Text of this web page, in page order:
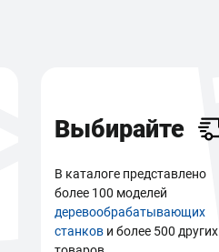
Выбирайте
В каталоге представлено
более 100 моделей
деревообрабатывающих
станкови более 500 других